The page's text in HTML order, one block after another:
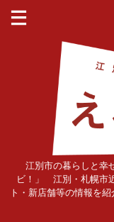
江別市の暮らしと幸
ビ！」 江別・札幌市
ト・新店舗等の情報を